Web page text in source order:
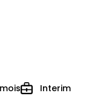
TypeInterim